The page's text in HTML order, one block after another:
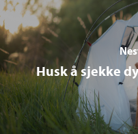
Husk å sjekke